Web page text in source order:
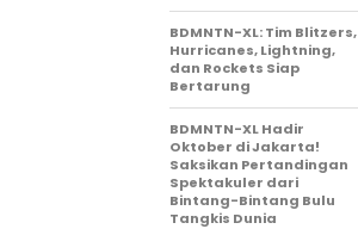
BDMNTN-XL: Tim Blitzers,
Hurricanes, Lightning,
dan Rockets Siap
Bertarung
BDMNTN-XL Hadir
Oktober di Jakarta!
Saksikan Pertandingan
Spektakuler dari
Bintang-Bintang Bulu
Tangkis Dunia